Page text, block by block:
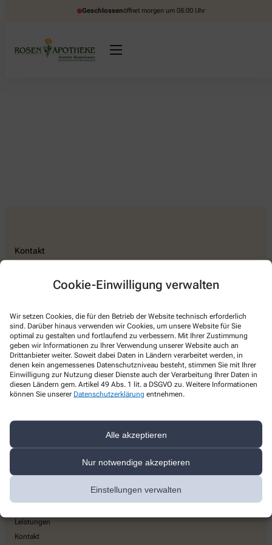
Cookie-Einwilligung verwalten
Wir setzen Cookies, die für den Betrieb der Website technisch erforderlich
sind. Darüber hinaus verwenden wir Cookies, um unsere Website für Sie
optimal zu gestalten und fortlaufend zu verbessern. Mit Ihrer Zustimmung
geben wir Informationen zu Ihrer Verwendung unserer Website auch an
Drittanbieter weiter. Soweit dabei Daten in Ländern verarbeitet werden, in
denen kein angemessenes Datenschutzniveau besteht, stimmen Sie mit Ihrer
Einwilligung zur Nutzung dieser Dienste auch der Verarbeitung Ihrer Daten in
diesen Ländern gem. Artikel 49 Abs. 1 lit. a DSGVO zu. Weitere Informationen
können Sie unserer Datenschutzerklärung entnehmen.
Alle akzeptieren
Nur notwendige akzeptieren
Einstellungen verwalten
Geschlossenöffnet morgen um 08:00 Uhr
Kontakt
Rosen-Apotheke
+49-2247/91 79-0
+49-2247/91 79-20
info@rosenapotheke-neunkirchen.de
Unser Team
Das E-Rezept
Ohne Rezepte keine Apotheken vor Ort!
Leistungen
Kontakt